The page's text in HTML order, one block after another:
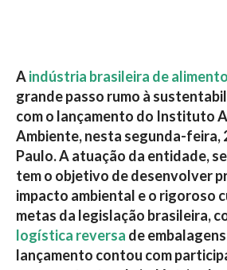
Aindústria brasileira de
grande passo rumo à
com o lançamento do Instituto
Ambiente, nesta segunda-feira,
Paulo. A atuação da entidade,
tem o objetivo de desenvolver
impacto ambiental e o rigoroso
metas da legislação brasileira,
logística reversa de
lançamento contou com